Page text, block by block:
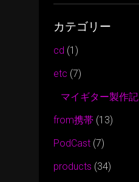
カテゴリー
cd (1)
etc (7)
マイギター製作記
from携帯 (13)
PodCast (7)
products (34)